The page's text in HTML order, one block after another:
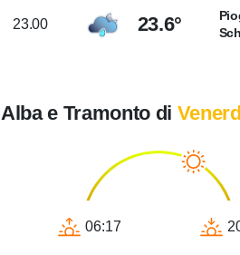
23.00 23.6°
Alba e Tramonto di
06:17